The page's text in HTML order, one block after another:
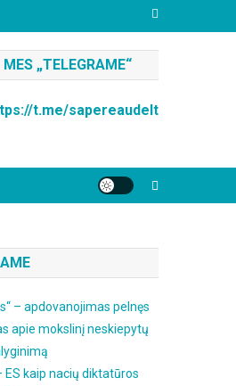
MES „TELEGRAME“
t.me/sapereaudelt
– apdovanojimas pelnęs
apie mokslinį neskiepytų
ES kaip nacių diktatūros